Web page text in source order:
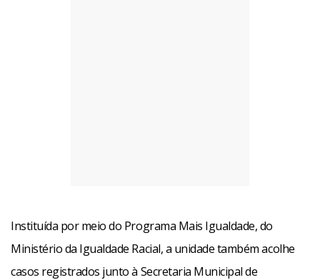
Instituída por meio do Programa Mais Igualdade, do
Ministério da Igualdade Racial, a unidade também acolhe
casos registrados junto à Secretaria Municipal de